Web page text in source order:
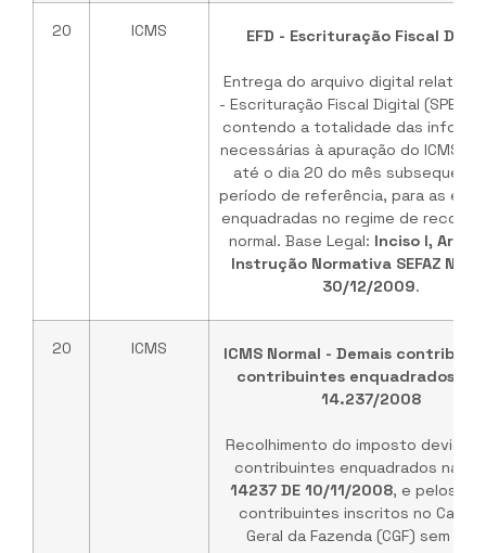
20 ICMS EFD - Escrituração Fiscal
Entrega do arquivo digital relativo à
- Escrituração Fiscal Digital (SPED
contendo a totalidade das
necessárias à apuração do ICMS e
até o dia 20 do mês
período de referência, para as
enquadradas no regime de
normal. Base Legal: Inciso I, Art.
Instrução Normativa SEFAZ Nº
30/12/2009.
20 ICMS
ICMS Normal - Demais
contribuintes enquadrados na
14.237/2008
Recolhimento do imposto devido
contribuintes enquadrados na
14237 DE 10/11/2008, e pelos
contribuintes inscritos no
Geral da Fazenda (CGF) sem